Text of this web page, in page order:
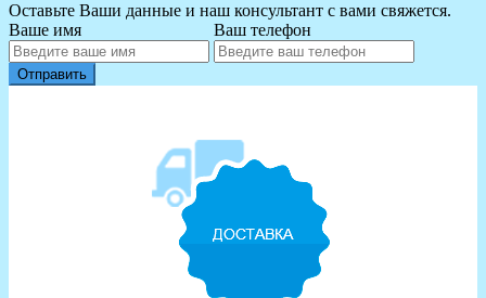
Оставьте Ваши данные и наш консультант с вами свяжется.
Ваше имя
Ваш телефон
Отправить